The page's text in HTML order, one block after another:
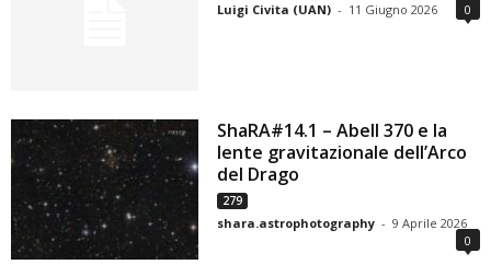
Luigi Civita (UAN) - 11 Giugno 2026 0
ShaRA#14.1 – Abell 370 e la
lente gravitazionale dell’Arco
del Drago
279
shara.astrophotography - 9 Aprile 2026
0